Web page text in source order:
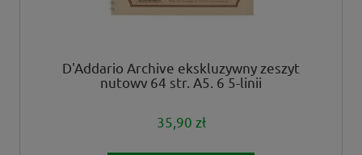
D'Addario Archive ekskluzywny zeszyt
nutowy 64 str. A5, 6 5-linii
35,90 zł